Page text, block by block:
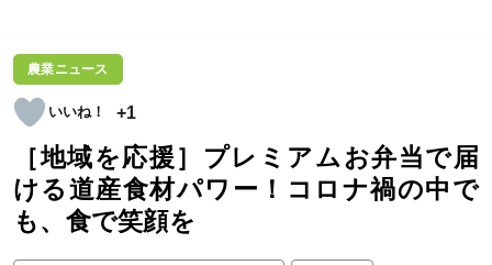
農業ニュース
+1
［地域を応援］プレミアムお弁当で届
ける道産食材パワー！コロナ禍の中で
も、食で笑顔を